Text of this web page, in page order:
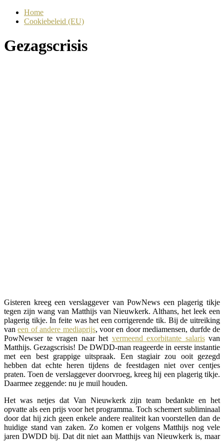
naar
inhoud
Menu
Home
Cookiebeleid (EU)
Gezagscrisis
Gisteren kreeg een verslaggever van PowNews een plagerig tikje
tegen zijn wang van Matthijs van Nieuwkerk. Althans, het leek een
plagerig tikje. In feite was het een corrigerende tik. Bij de uitreiking
vaneen of andere mediaprijs, voor en door mediamensen, durfde de
PowNewser te vragen naar het vermeend exorbitante salarisvan
Matthijs. Gezagscrisis! De DWDD-man reageerde in eerste instantie
met een best grappige uitspraak. Een stagiair zou ooit gezegd
hebben dat echte heren tijdens de feestdagen niet over centjes
praten. Toen de verslaggever doorvroeg, kreeg hij een plagerig tikje.
Daarmee zeggende: nu je muil houden.
Het was netjes dat Van Nieuwkerk zijn team bedankte en het
opvatte als een prijs voor het programma. Toch schemert subliminaal
door dat hij zich geen enkele andere realiteit kan voorstellen dan de
huidige stand van zaken. Zo komen er volgens Matthijs nog vele
jaren DWDD bij. Dat dit niet aan Matthijs van Nieuwkerk is, maar